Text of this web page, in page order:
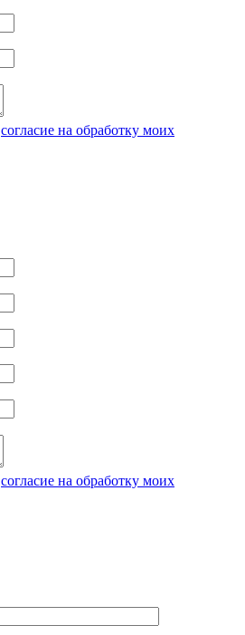
согласие на обработку моих
согласие на обработку моих